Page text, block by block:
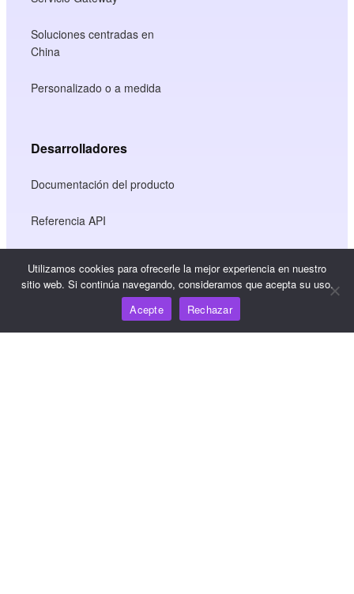
Soluciones centradas en
China
Personalizado o a medida
Desarrolladores
Documentación del producto
Referencia API
Utilizamos cookies para ofrecerle la mejor experiencia en nuestro
sitio web. Si continúa navegando, consideramos que acepta su uso.
Acepte
Rechazar